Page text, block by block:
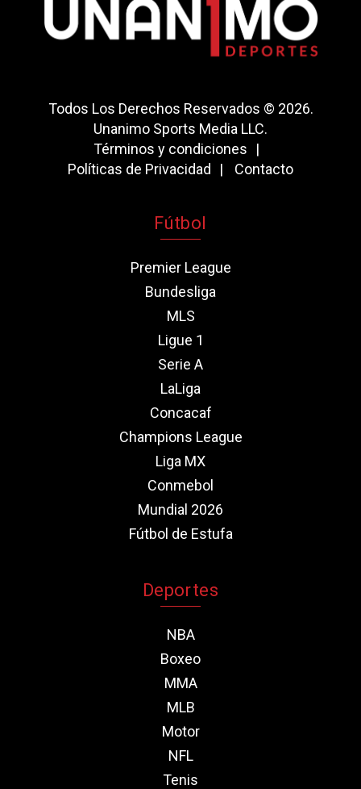
Todos Los Derechos Reservados © 2026.
Unanimo Sports Media LLC.
Términos y condiciones
Políticas de Privacidad
Contacto
Fútbol
Premier League
Bundesliga
MLS
Ligue 1
Serie A
LaLiga
Concacaf
Champions League
Liga MX
Conmebol
Mundial 2026
Fútbol de Estufa
Deportes
NBA
Boxeo
MMA
MLB
Motor
NFL
Tenis